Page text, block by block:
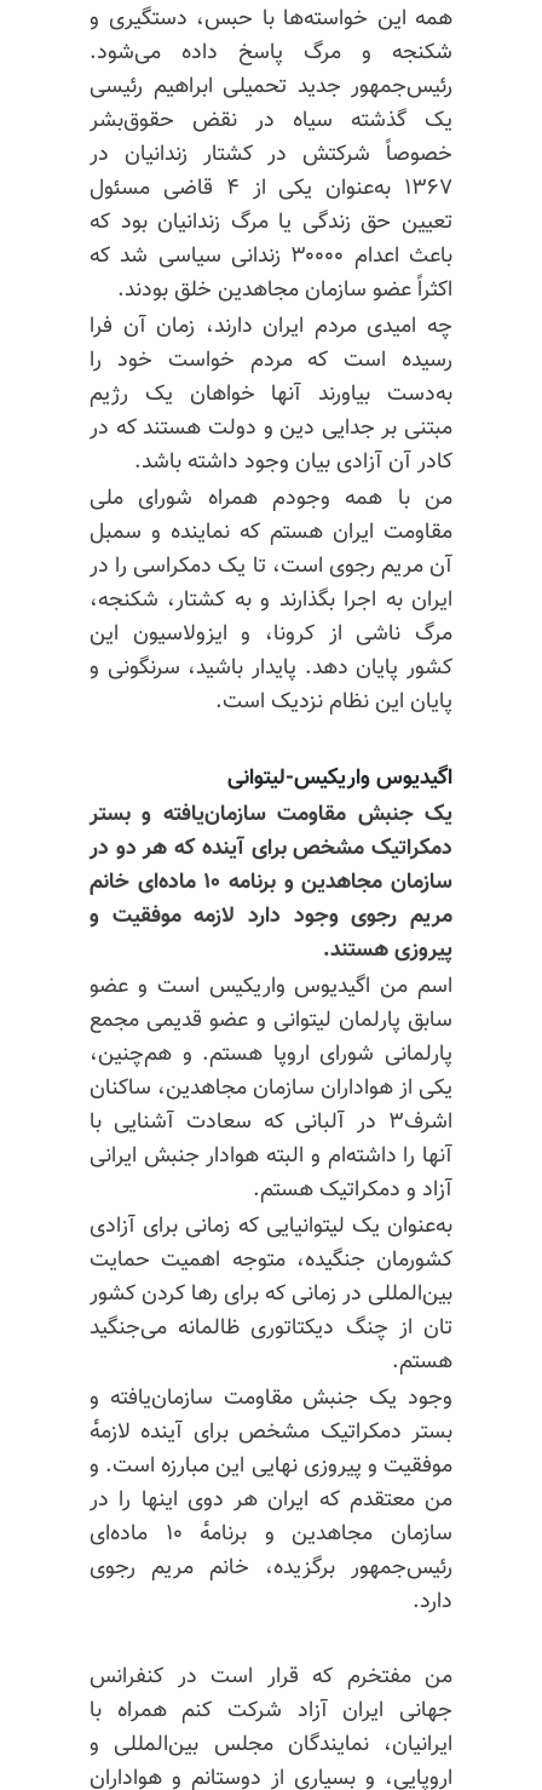
همه این خواسته‌ها با حبس، دستگیری و
شکنجه و مرگ پاسخ داده می‌شود.
رئیس‌جمهور جدید تحمیلی ابراهیم رئیسی
یک گذشته سیاه در نقض حقوق‌بشر
خصوصاً شرکتش در کشتار زندانیان در
۱۳۶۷ به‌عنوان یکی از ۴ قاضی مسئول
تعیین حق زندگی یا مرگ زندانیان بود که
باعث اعدام ۳۰۰۰۰ زندانی سیاسی شد که
اکثراً عضو سازمان مجاهدین خلق بودند.
چه امیدی مردم ایران دارند، زمان آن فرا
رسیده است که مردم خواست خود را
به‌دست بیاورند آنها خواهان یک رژیم
مبتنی بر جدایی دین و دولت هستند که در
کادر آن آزادی بیان وجود داشته باشد.
من با همه وجودم همراه شورای ملی
مقاومت ایران هستم که نماینده و سمبل
آن مریم رجوی است، تا یک دمکراسی را در
ایران به اجرا بگذارند و به کشتار، شکنجه،
مرگ ناشی از کرونا، و ایزولاسیون این
کشور پایان دهد. پایدار باشید، سرنگونی و
پایان این نظام نزدیک است.
اگیدیوس واریکیس-لیتوانی
یک جنبش مقاومت سازمان‌یافته و بستر
دمکراتیک مشخص برای آینده که هر دو در
سازمان مجاهدین و برنامه ۱۰ ماده‌ای خانم
مریم رجوی وجود دارد لازمه موفقیت و
پیروزی هستند.
اسم من اگیدیوس واریکیس است و عضو
سابق پارلمان لیتوانی و عضو قدیمی مجمع
پارلمانی شورای اروپا هستم. و هم‌چنین،
یکی از هواداران سازمان مجاهدین، ساکنان
اشرف۳ در آلبانی که سعادت آشنایی با
آنها را داشته‌ام و البته هوادار جنبش ایرانی
آزاد و دمکراتیک هستم.
به‌عنوان یک لیتوانیایی که زمانی برای آزادی
کشورمان جنگیده، متوجه اهمیت حمایت
بین‌المللی در زمانی که برای رها کردن کشور
تان از چنگ دیکتاتوری ظالمانه می‌جنگید
هستم.
وجود یک جنبش مقاومت سازمان‌یافته و
بستر دمکراتیک مشخص برای آینده لازمه‌ٔ
موفقیت و پیروزی نهایی این مبارزه است. و
من معتقدم که ایران هر دوی اینها را در
سازمان مجاهدین و برنامه‌ٔ ۱۰ ماده‌ای
رئیس‌جمهور برگزیده، خانم مریم رجوی
دارد.
من مفتخرم که قرار است در کنفرانس
جهانی ایران آزاد شرکت کنم همراه با
ایرانیان، نمایندگان مجلس بین‌المللی و
اروپایی، و بسیاری از دوستانم و هواداران